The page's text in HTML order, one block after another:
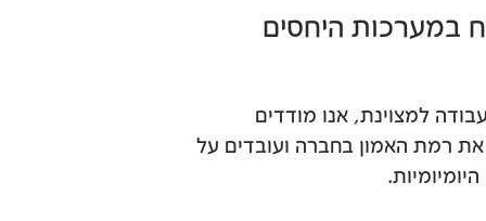
במערכות היחסים
למצוינת, אנו מודדים
רמת האמון בחברה ועובדים על